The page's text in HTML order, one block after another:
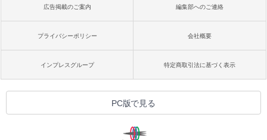
広告掲載のご案内 編集部へのご連絡
プライバシーポリシー 会社概要
インプレスグループ 特定商取引法に基づく表示
PC版で見る